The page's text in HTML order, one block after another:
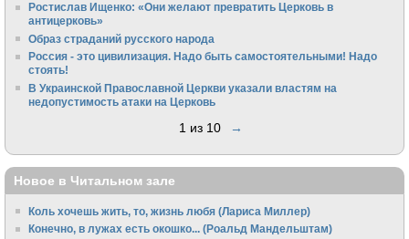
Ростислав Ищенко: «Они желают превратить Церковь в
антицерковь»
Образ страданий русского народа
Россия - это цивилизация. Надо быть самостоятельными! Надо
стоять!
В Украинской Православной Церкви указали властям на
недопустимость атаки на Церковь
1 из 10 →
Новое в Читальном зале
Коль хочешь жить, то, жизнь любя (Лариса Миллер)
Конечно, в лужах есть окошко... (Роальд Мандельштам)